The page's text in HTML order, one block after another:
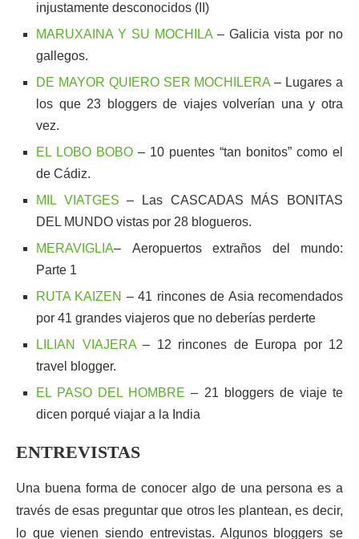
injustamente desconocidos (II)
MARUXAINA Y SU MOCHILA – Galicia vista por no
gallegos.
DE MAYOR QUIERO SER MOCHILERA – Lugares a
los que 23 bloggers de viajes volverían una y otra
vez.
EL LOBO BOBO – 10 puentes “tan bonitos” como el
de Cádiz.
MIL VIATGES – Las CASCADAS MÁS BONITAS
DEL MUNDO vistas por 28 blogueros.
MERAVIGLIA– Aeropuertos extraños del mundo:
Parte 1
RUTA KAIZEN – 41 rincones de Asia recomendados
por 41 grandes viajeros que no deberías perderte
LILIAN VIAJERA– 12 rincones de Europa por 12
travel blogger.
EL PASO DEL HOMBRE – 21 bloggers de viaje te
dicen porqué viajar a la India
ENTREVISTAS
Una buena forma de conocer algo de una persona es a
través de esas preguntar que otros les plantean, es decir,
lo que vienen siendo entrevistas. Algunos bloggers se